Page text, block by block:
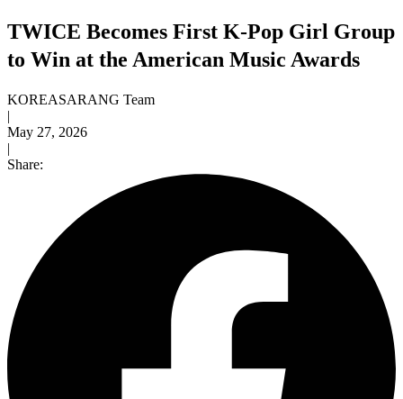
TWICE Becomes First K-Pop Girl Group
to Win at the American Music Awards
KOREASARANG Team
|
May 27, 2026
|
Share: